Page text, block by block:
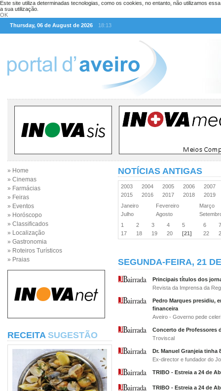
Este site utiliza determinadas tecnologias, como os cookies, no entanto, não utilizamos
a sua utilização.
OK
Thursday, 06 de August de 2026
18:13
» Home
» Cinemas
» Farmácias
» Feiras
» Eventos
» Horóscopo
» Classificados
» Localização
» Gastronomia
» Roteiros Turísticos
» Praias
RECEITA SUGESTÃO
NOTÍCIAS ANTIGAS
2003 2004 2005 2006
2007
2015
2016 2017 2018
2019
Janeiro
Fevereiro
Março
Julho
Agosto
1
2 3 4 5 6
17
18 19 20 [21] 22
SEGUNDA-FEIRA, 21
Principais títulos dos
Revista da Imprensa da
Pedro Marques presidiu,
financeira
Aveiro - Governo pede
Concerto de Professores
Troviscal
Dr. Manuel Granjeia tinha
Ex-director e fundador do
TRIBO - Estreia a 24 de
TRIBO - Estreia a 24 de